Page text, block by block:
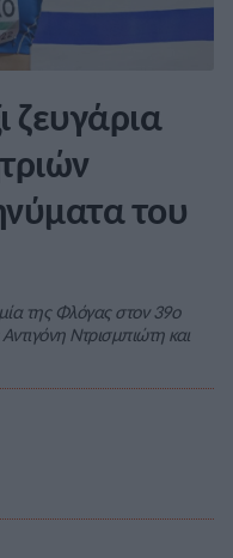
ζευγάρια
του
της Φλόγας στον 39ο
Ντρισμπιώτη και